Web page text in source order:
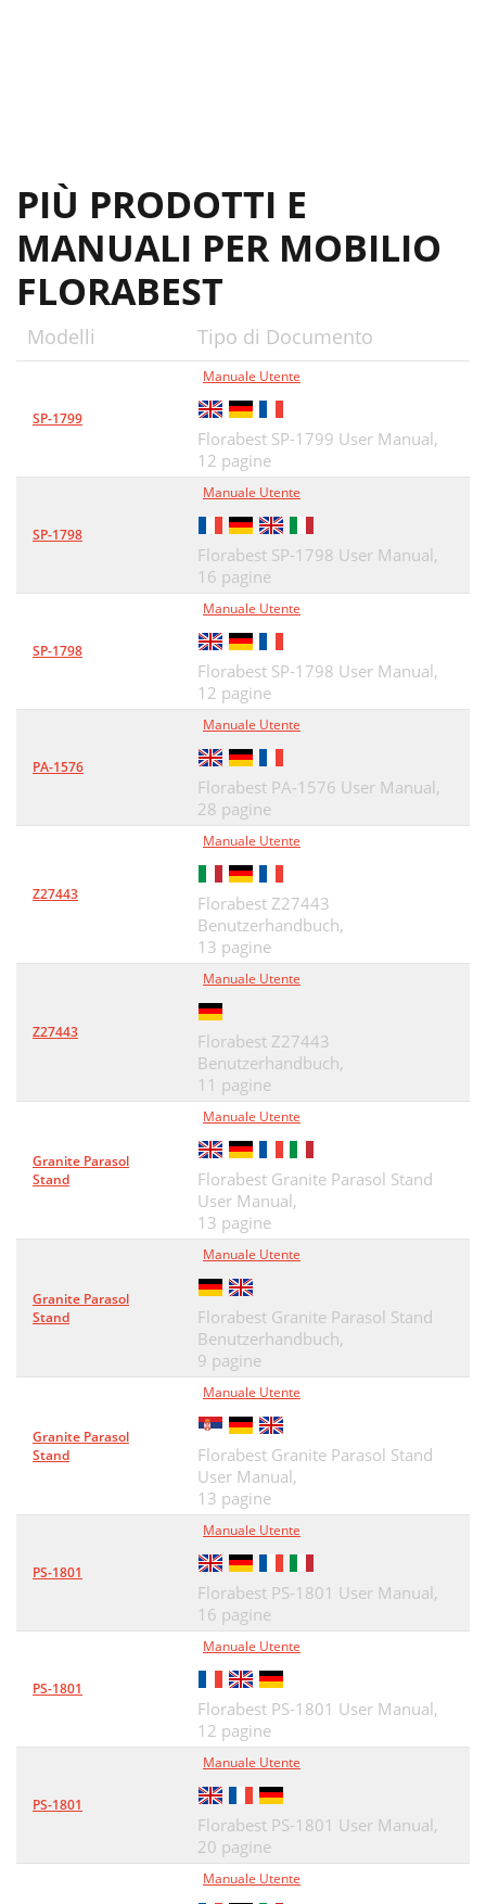
PIÙ PRODOTTI E
MANUALI PER MOBILIO
FLORABEST
Modelli Tipo di Documento
SP-1799
Manuale Utente
Florabest SP-1799 User Manual,
12 pagine
SP-1798
Manuale Utente
Florabest SP-1798 User Manual,
16 pagine
SP-1798
Manuale Utente
Florabest SP-1798 User Manual,
12 pagine
PA-1576
Manuale Utente
Florabest PA-1576 User Manual,
28 pagine
Z27443
Manuale Utente
Florabest Z27443
Benutzerhandbuch,
13 pagine
Z27443
Manuale Utente
Florabest Z27443
Benutzerhandbuch,
11 pagine
Granite Parasol
Stand
Manuale Utente
Florabest Granite Parasol Stand
User Manual,
13 pagine
Granite Parasol
Stand
Manuale Utente
Florabest Granite Parasol Stand
Benutzerhandbuch,
9 pagine
Granite Parasol
Stand
Manuale Utente
Florabest Granite Parasol Stand
User Manual,
13 pagine
PS-1801
Manuale Utente
Florabest PS-1801 User Manual,
16 pagine
PS-1801
Manuale Utente
Florabest PS-1801 User Manual,
12 pagine
PS-1801
Manuale Utente
Florabest PS-1801 User Manual,
20 pagine
Manuale Utente